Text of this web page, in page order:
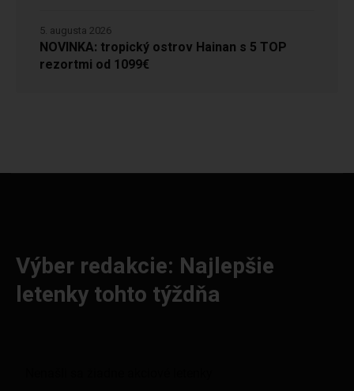
NOVINKA: tropický ostrov Hainan s 5 TOP
rezortmi od 1099€
5. augusta 2026
Výber redakcie: Najlepšie
letenky tohto týždňa